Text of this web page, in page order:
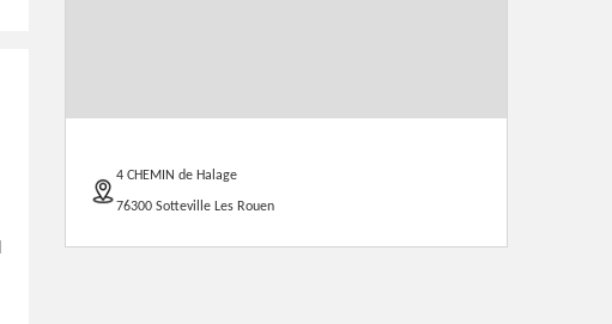
4 CHEMIN de Halage
76300 Sotteville Les Rouen